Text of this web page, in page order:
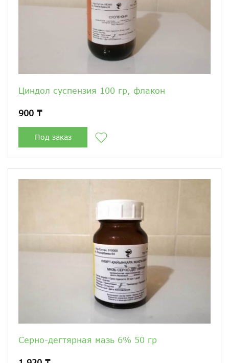
Циндол суспензия 100 гр, флакон
900 ₸
Под заказ
Серно-дегтярная мазь 6% 50 гр